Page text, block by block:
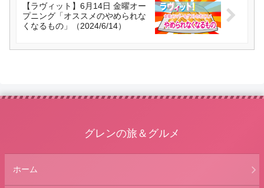
【ラヴィット】6月14日 金曜オー
プニング「オススメのやめられな
くなるもの」（2024/6/14）
グレンの旅＆グルメ
ホーム